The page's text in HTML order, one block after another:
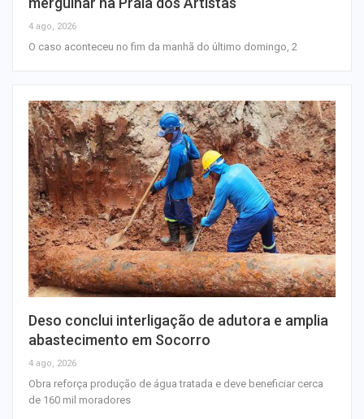
4 ago, 2026
O caso aconteceu no fim da manhã do último domingo, 2
Deso conclui interligação de adutora e amplia
abastecimento em Socorro
4 ago, 2026
Obra reforça produção de água tratada e deve beneficiar cerca
de 160 mil moradores